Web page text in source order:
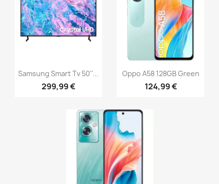
Samsung Smart Tv 50''...
299,99 €
Oppo A58 128GB Green
124,99 €